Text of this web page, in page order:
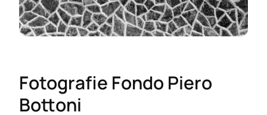
Fotografie Fondo Piero
Bottoni